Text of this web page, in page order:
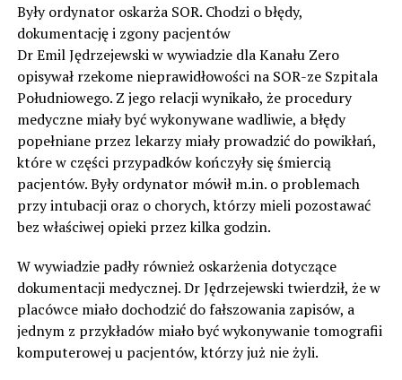
Były ordynator oskarża SOR. Chodzi o błędy,
dokumentację i zgony pacjentów
Dr Emil Jędrzejewski w wywiadzie dla Kanału Zero
opisywał rzekome nieprawidłowości na SOR-ze Szpitala
Południowego. Z jego relacji wynikało, że procedury
medyczne miały być wykonywane wadliwie, a błędy
popełniane przez lekarzy miały prowadzić do powikłań,
które w części przypadków kończyły się śmiercią
pacjentów. Były ordynator mówił m.in. o problemach
przy intubacji oraz o chorych, którzy mieli pozostawać
bez właściwej opieki przez kilka godzin.
W wywiadzie padły również oskarżenia dotyczące
dokumentacji medycznej. Dr Jędrzejewski twierdził, że w
placówce miało dochodzić do fałszowania zapisów, a
jednym z przykładów miało być wykonywanie tomografii
komputerowej u pacjentów, którzy już nie żyli.